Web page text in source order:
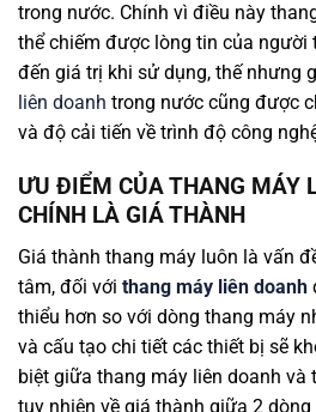
trong nước. Chính vì điều này
thể chiếm được lòng tin của người
đến giá trị khi sử dụng, thế nhưng
liên doanh trong nước cũng được
và độ cải tiến về trình độ công
ƯU ĐIỂM CỦA THANG MÁY
CHÍNH LÀ GIÁ THÀNH
Giá thành thang máy luôn là vấn
tâm, đối với thang máy liên doanh
thiểu hơn so với dòng thang máy
và cấu tạo chi tiết các thiết bị sẽ
biệt giữa thang máy liên doanh và
tuy nhiên về giá thành giữa 2